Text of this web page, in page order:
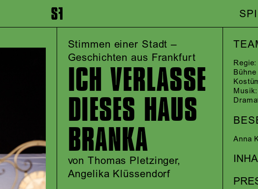
Zum Footer springen
Stimmen einer Stadt –
Geschichten aus Frankfurt
ICH VERLASSE
DIESES HAUS
BRANKA
von Thomas Pletzinger,
Angelika Klüssendorf
Anna